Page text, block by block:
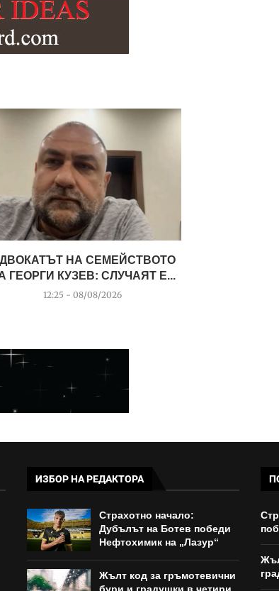
НА СЕМЕЙСТВОТО
ГЕОРГИ КУЗЕВ: СЛУЧАЯТ Е...
12:25 - 08/08/2026
ИЗБОР НА РЕДАКТОРА
Страхотно начало:
Дубълът на Ботев победи
Нефтохимик на „Лазур“
Жълт код за гръмотевични